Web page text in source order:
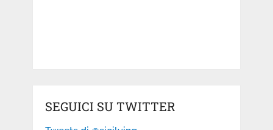
SEGUICI SU TWITTER